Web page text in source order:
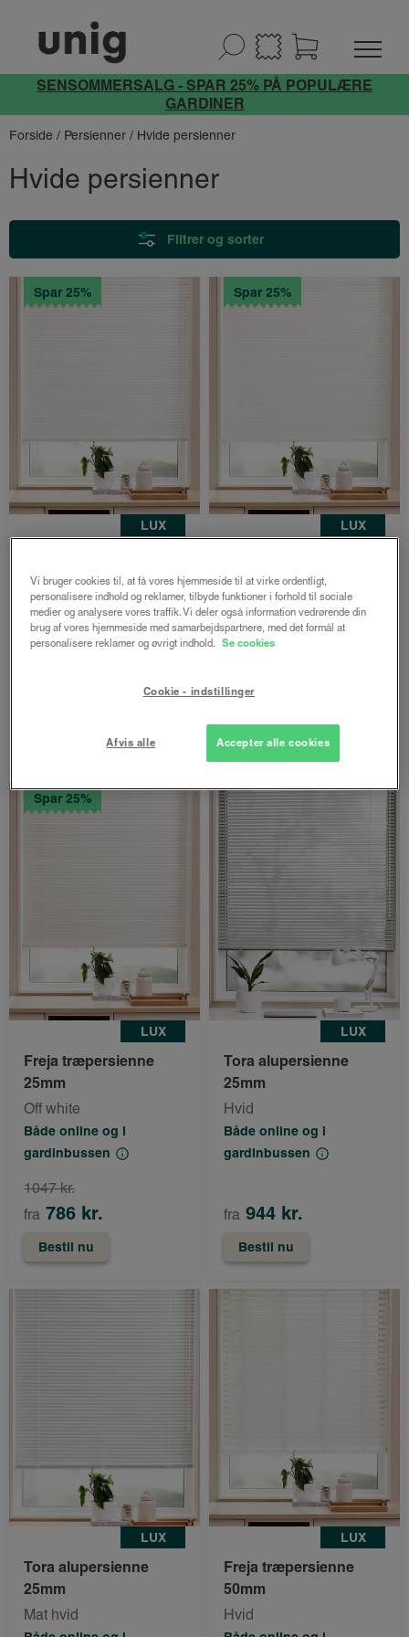
SENSOMMERSALG - SPAR 25% PÅ POPULÆRE
GARDINER
Forside / Persienner / Hvide persienner
Hvide persienner
Filtrer og sorter
Spar 25%
LUX
25mm
Hvid bambus
Både online og i
gardinbussen
Spar 25%
LUX
25mm
Hvid
Både online og i
gardinbussen
Bestil nu
Spar 25%
LUX
Freja træpersienne
25mm
Off white
Både online og i
gardinbussen
fra 786 kr.
1047 kr.
Bestil nu
LUX
Tora alupersienne
25mm
Hvid
Både online og i
gardinbussen
fra 944 kr.
Bestil nu
LUX
Tora alupersienne
25mm
Mat hvid
LUX
Freja træpersienne
50mm
Hvid
Vi bruger cookies til, at få vores hjemmeside til at virke ordentligt,
personalisere indhold og reklamer, tilbyde funktioner i forhold til sociale
medier og analysere vores traffik. Vi deler også information vedrørende din
brug af vores hjemmeside med samarbejdspartnere, med det formål at
personalisere reklamer og øvrigt indhold. Se cookies
Cookie - indstillinger
Afvis alle Accepter alle cookies